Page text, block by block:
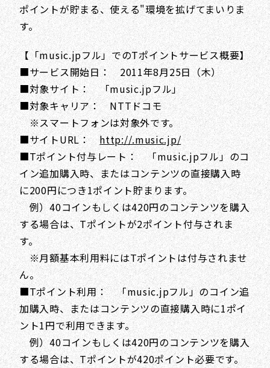
ポイントが貯まる、使える"環境を拡げてまいりま
す。
【「music.jpフル」でのTポイントサービス概要】
■サービス開始日： 2011年8月25日（木）
■対象サイト： 「music.jpフル」
■対象キャリア： NTTドコモ
※スマートフォンは対象外です。
■サイトURL：http://.music.jp/
■Tポイント付与レート： 「music.jpフル」のコ
イン追加購入時、またはコンテンツの直接購入時
に200円につき1ポイント貯まります。
例）40コインもしくは420円のコンテンツを購入
する場合は、Tポイントが2ポイント付与されま
す。
※月額基本利用料にはTポイントは付与されませ
ん。
■Tポイント利用： 「music.jpフル」のコイン追
加購入時、またはコンテンツの直接購入時に1ポイ
ント1円で利用できます。
例）40コインもしくは420円のコンテンツを購入
する場合は、Tポイントが420ポイント必要です。